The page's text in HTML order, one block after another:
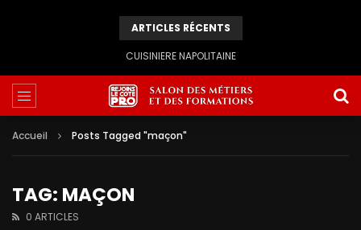
ARTICLES RÉCENTS
CUISINIERE NAPOLITAINE
Accueil Posts Tagged "maçon"
TAG: MAÇON
0 ARTICLES